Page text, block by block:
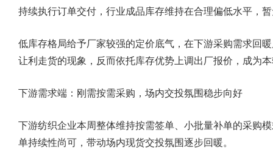
持续执行订单交付，行业成品库存维持在合理偏低水平，
低库存格局给予厂家较强的定价底气，在下游采购需求回
让利走货的现象，反而依托库存优势上调出厂报价，成为
下游需求端：刚需按需采购，场内交投氛围稳步向好
下游纺织企业本周整体维持按需签单、小批量补单的采购
单持续性尚可，带动场内现货交投氛围逐步回暖。